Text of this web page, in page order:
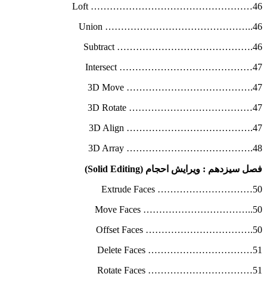
Loft ……………………………………………46
Union ………………………………………..46
Subtract …………………………………….46
Intersect ……………………………………47
3D Move ………………………………….47
3D Rotate …………………………………47
3D Align ………………………………….47
3D Array ………………………………….48
فصل سیزدهم : ویرایش احجام (Solid Editing)
Extrude Faces …………………………50
Move Faces ……………………………..50
Offset Faces …………………………….50
Delete Faces ……………………………51
Rotate Faces ……………………………51